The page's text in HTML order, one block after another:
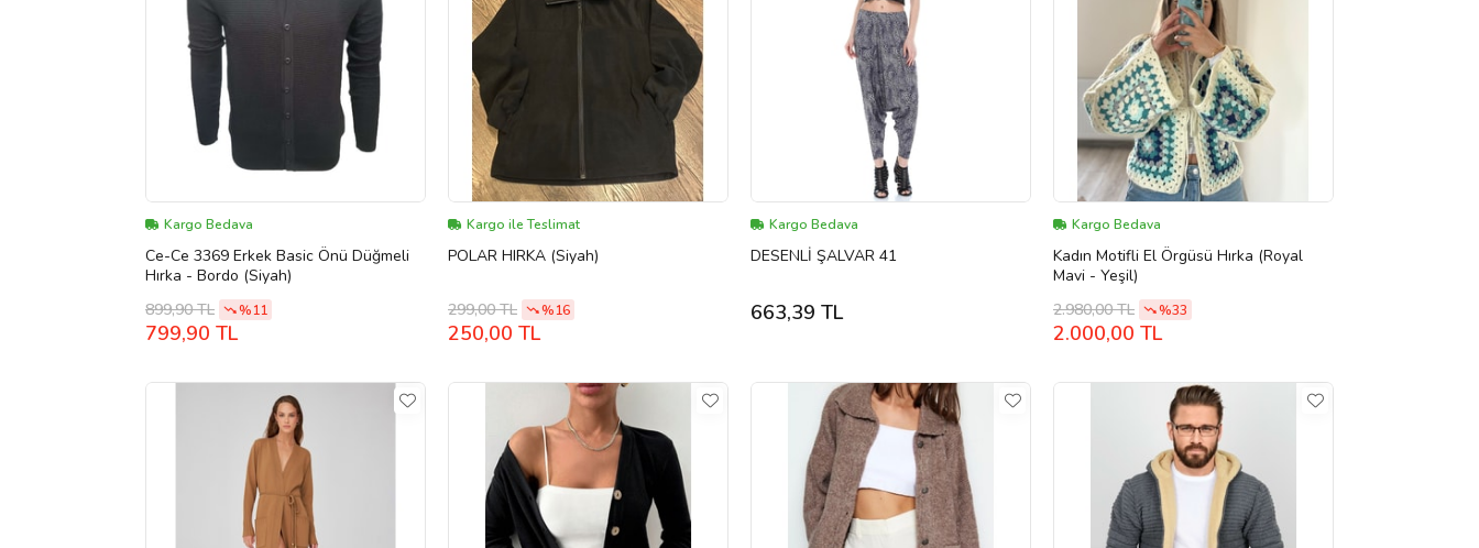
Kargo Bedava
Ce-Ce 3369 Erkek Basic Önü Düğmeli
Hırka - Bordo (Siyah)
899,90 TL
%11
799,90 TL
Kargo ile Teslimat
POLAR HIRKA (Siyah)
299,00 TL %16
250,00 TL
Kargo Bedava
DESENLİ ŞALVAR 41
663,39 TL
Kargo Bedava
Kadın Motifli El Örgüsü Hırka (Royal
Mavi - Yeşil)
2.980,00 TL
%33
2.000,00 TL